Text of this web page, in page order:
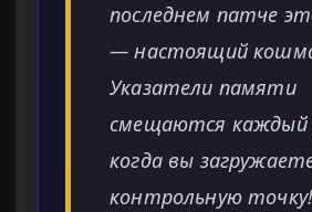
последнем патче
— настоящий
Указатели памяти
смещаются каждый
когда вы
контрольную точку!